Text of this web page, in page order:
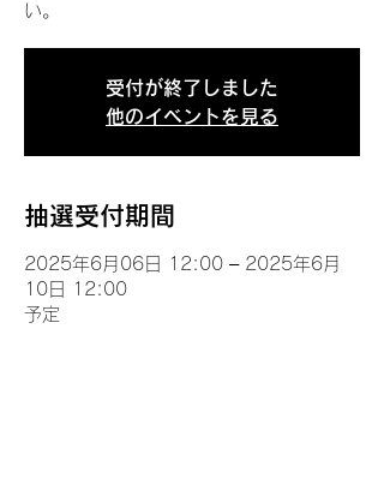
い。
受付が終了しました
他のイベントを見る
抽選受付期間
2025年6月06日 12:00 – 2025年6月
10日 12:00
予定